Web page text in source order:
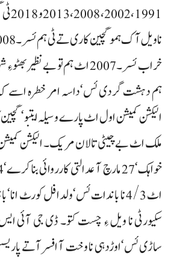
ہم دہشت گردی ئس‘داسہ امر خطرہ اسے
الیکشن کمیشن اول اٹ پارے وسیلہ ایتبو‘
ملک اٹ بے چیٹی تالان مریک۔ الیکشن
اٹ 4/3 نا باندات ئس‘ولدا فل
سکیورٹی نا ویل ءِ چست کتو۔ ڈی جی آئی
ساڑی ئس‘اوڑدہی نا وخت آ افسر آتے